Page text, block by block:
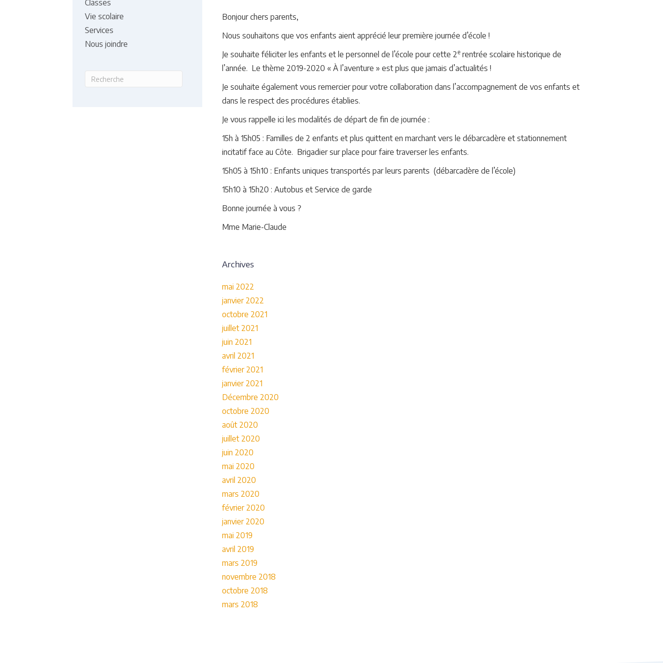
Classes
Vie scolaire
Services
Nous joindre
Bonjour chers parents,
Nous souhaitons que vos enfants aient apprécié leur première journée d’école !
Je souhaite féliciter les enfants et le personnel de l’école pour cette 2erentrée scolaire historique de
l’année. Le thème 2019-2020 « À l’aventure » est plus que jamais d’actualités !
Je souhaite également vous remercier pour votre collaboration dans l’accompagnement de vos enfants et
dans le respect des procédures établies.
Je vous rappelle ici les modalités de départ de fin de journée :
15h à 15h05 : Familles de 2 enfants et plus quittent en marchant vers le débarcadère et stationnement
incitatif face au Côte. Brigadier sur place pour faire traverser les enfants.
15h05 à 15h10 : Enfants uniques transportés par leurs parents (débarcadère de l’école)
15h10 à 15h20 : Autobus et Service de garde
Bonne journée à vous ?
Mme Marie-Claude
Archives
mai 2022
janvier 2022
octobre 2021
juillet 2021
juin 2021
avril 2021
février 2021
janvier 2021
Décembre 2020
octobre 2020
août 2020
juillet 2020
juin 2020
mai 2020
avril 2020
mars 2020
février 2020
janvier 2020
mai 2019
avril 2019
mars 2019
novembre 2018
octobre 2018
mars 2018